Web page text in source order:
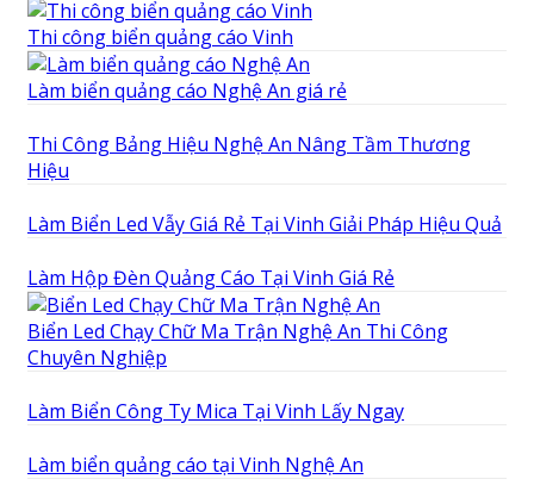
Thi công biển quảng cáo Vinh
Làm biển quảng cáo Nghệ An giá rẻ
Thi Công Bảng Hiệu Nghệ An Nâng Tầm Thương
Hiệu
Làm Biển Led Vẫy Giá Rẻ Tại Vinh Giải Pháp Hiệu Quả
Làm Hộp Đèn Quảng Cáo Tại Vinh Giá Rẻ
Biển Led Chạy Chữ Ma Trận Nghệ An Thi Công
Chuyên Nghiệp
Làm Biển Công Ty Mica Tại Vinh Lấy Ngay
Làm biển quảng cáo tại Vinh Nghệ An